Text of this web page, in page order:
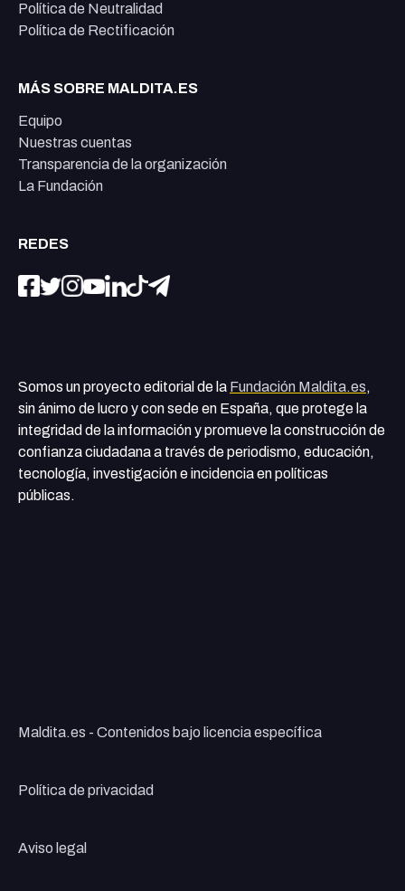
Política de Neutralidad
Política de Rectificación
MÁS SOBRE MALDITA.ES
Equipo
Nuestras cuentas
Transparencia de la organización
La Fundación
REDES
Somos un proyecto editorial de la Fundación Maldita.es,
sin ánimo de lucro y con sede en España, que protege la
integridad de la información y promueve la construcción de
confianza ciudadana a través de periodismo, educación,
tecnología, investigación e incidencia en políticas
públicas.
Maldita.es - Contenidos bajo licencia específica
Política de privacidad
Aviso legal